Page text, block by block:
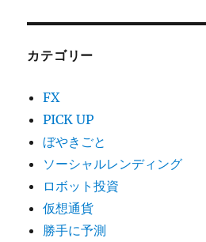
カテゴリー
FX
PICK UP
ぼやきごと
ソーシャルレンディング
ロボット投資
仮想通貨
勝手に予測